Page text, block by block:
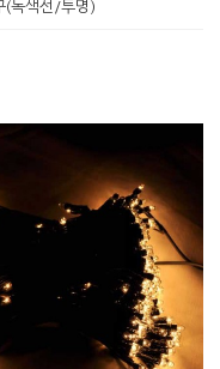
(녹색선/투명)